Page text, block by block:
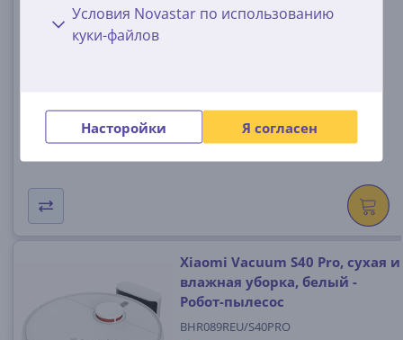
Условия Novastar по использованию
куки-файлов
Насторойки Я согласен
Робот-пылесос
17999 €
Xiaomi Vacuum S40 Pro, сухая и
влажная уборка, белый -
Робот-пылесос
BHR089REU/S40PRO